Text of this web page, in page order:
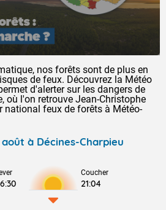
nos forêts sont de plus en
de feux. Découvrez la Météo
d'alerter sur les dangers de
où l'on retrouve Jean-Christophe
national feux de forêts à Météo-
à Décines-Charpieu
Coucher
21:04